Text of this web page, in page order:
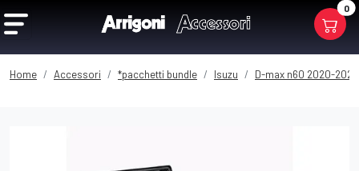
0
Home Accessori *pacchetti bundle Isuzu D-max n60 2020-